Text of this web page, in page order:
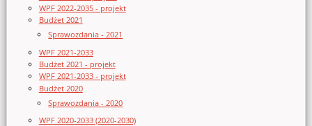
WPF 2022-2035 - projekt
Budżet 2021
Sprawozdania - 2021
WPF 2021-2033
Budżet 2021 - projekt
WPF 2021-2033 - projekt
Budżet 2020
Sprawozdania - 2020
WPF 2020-2033 (2020-2030)